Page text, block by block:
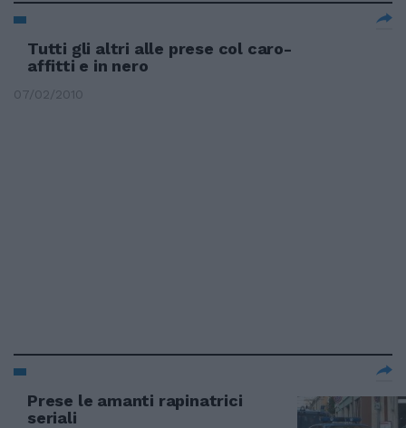
Tutti gli altri alle prese col caro-
affitti e in nero
07/02/2010
Prese le amanti rapinatrici
seriali